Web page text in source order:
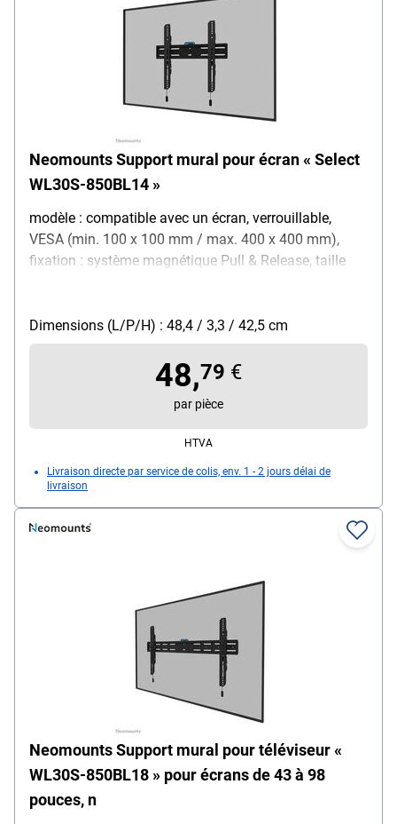
Neomounts Support mural pour écran « Select
WL30S-850BL14 »
modèle : compatible avec un écran, verrouillable,
VESA (min. 100 x 100 mm / max. 400 x 400 mm),
fixation : système magnétique Pull & Release, taille
dimensions (L/P/H) : 48,4 / 3,3 / 42,5 cm, contenu de
la livraison : support mural, matériel de fixation, vis
Dimensions (L/P/H) : 48,4 / 3,3 / 42,5 cm
48,79 €
par pièce
HTVA
Livraison directe par service de colis, env. 1 - 2 jours délai de
livraison
Neomounts Support mural pour téléviseur «
WL30S-850BL18 » pour écrans de 43 à 98
pouces, n